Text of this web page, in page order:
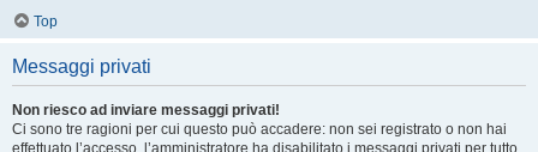
Top
Messaggi privati
Non riesco ad inviare messaggi privati!
Ci sono tre ragioni per cui questo può accadere: non sei registrato o non hai
effettuato l’accesso, l’amministratore ha disabilitato i messaggi privati per tutto